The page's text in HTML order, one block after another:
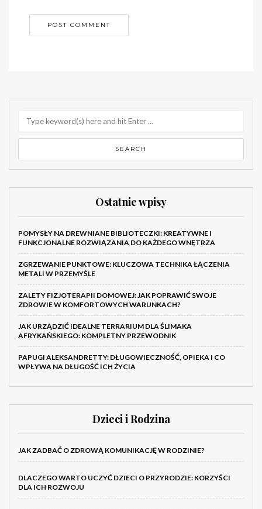
Ostatnie wpisy
POMYSŁY NA DREWNIANE BIBLIOTECZKI: KREATYWNE I
FUNKCJONALNE ROZWIĄZANIA DO KAŻDEGO WNĘTRZA
ZGRZEWANIE PUNKTOWE: KLUCZOWA TECHNIKA ŁĄCZENIA
METALI W PRZEMYŚLE
ZALETY FIZJOTERAPII DOMOWEJ: JAK POPRAWIĆ SWOJE
ZDROWIE W KOMFORTOWYCH WARUNKACH?
JAK URZĄDZIĆ IDEALNE TERRARIUM DLA ŚLIMAKA
AFRYKAŃSKIEGO: KOMPLETNY PRZEWODNIK
PAPUGI ALEKSANDRETTY: DŁUGOWIECZNOŚĆ, OPIEKA I CO
WPŁYWA NA DŁUGOŚĆ ICH ŻYCIA
Dzieci i Rodzina
JAK ZADBAĆ O ZDROWĄ KOMUNIKACJĘ W RODZINIE?
DLACZEGO WARTO UCZYĆ DZIECI O PRZYRODZIE: KORZYŚCI
DLA ICH ROZWOJU